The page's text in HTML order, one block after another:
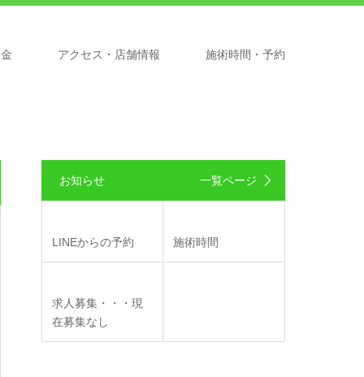
アクセス・店舗情報 施術時間・予約
お知らせ 一覧ページ
LINEからの予約 施術時間
求人募集・・・現
在募集なし